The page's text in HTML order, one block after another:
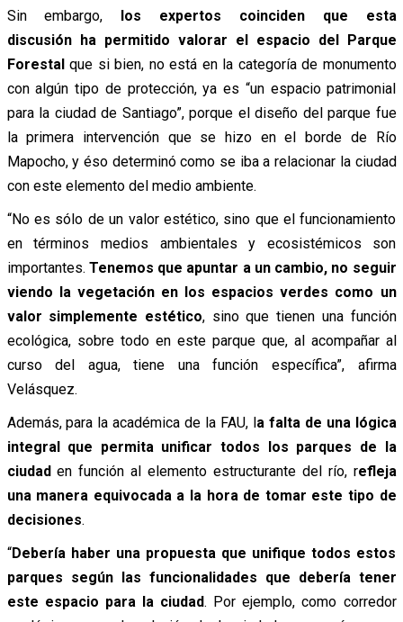
Sin embargo, los expertos coinciden que esta
discusión ha permitido valorar el espacio del Parque
Forestalque si bien, no está en la categoría de monumento
con algún tipo de protección, ya es “un espacio patrimonial
para la ciudad de Santiago”, porque el diseño del parque fue
la primera intervención que se hizo en el borde de Río
Mapocho, y éso determinó como se iba a relacionar la ciudad
con este elemento del medio ambiente.
“No es sólo de un valor estético, sino que el funcionamiento
en términos medios ambientales y ecosistémicos son
importantes. Tenemos que apuntar a un cambio, no seguir
viendo la vegetación en los espacios verdes como un
valor simplemente estético, sino que tienen una función
ecológica, sobre todo en este parque que, al acompañar al
curso del agua, tiene una función específica”, afirma
Velásquez.
Además, para la académica de la FAU, la falta de una lógica
integral que permita unificar todos los parques de la
ciudaden función al elemento estructurante del río, refleja
una manera equivocada a la hora de tomar este tipo de
decisiones.
“Debería haber una propuesta que unifique todos estos
parques según las funcionalidades que debería tener
este espacio para la ciudad. Por ejemplo, como corredor